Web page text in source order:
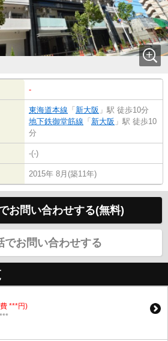
-
東海道本線 「新大阪 」駅 徒歩10分
地下鉄御堂筋線 「新大阪 」駅 徒歩10
分
-(-)
2015年 8月(築11年)
お問い合わせする(無料)
でお問い合わせする
***円)